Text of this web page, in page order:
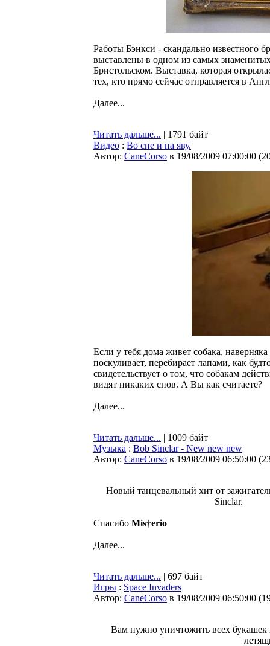
Работы Бэнкси - скандально известного
выставлены в одном из самых
Бристольском. Выставка, которая
тех, кто прямо сейчас отправляется в
Далее...
Читать дальше... | 1791 байт
Видео : Во сне и на яву.
Автор: CaneCorso в 19/08/2009 07:00:00 (
Если у тебя дома живет собака,
поскуливает, перебирает лапами, как
свидетельствует о том, что собакам
видят никаких снов. А Вы как считаете?
Далее...
Читать дальше... | 1009 байт
Музыка : Bob Sinclar - New new new
Автор: CaneCorso в 19/08/2009 06:50:00 (
Новый танцевальный хит от
Sinclar.
Спасибо Mis†erio
Далее...
Читать дальше... | 697 байт
Игры : Space Invaders
Автор: CaneCorso в 19/08/2009 06:50:00 (
Вам нужно уничтожить всех букашек